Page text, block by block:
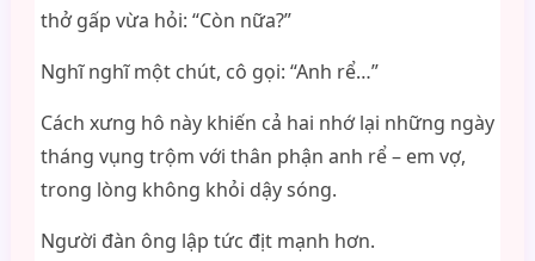
thở gấp vừa hỏi: “Còn nữa?”
Nghĩ nghĩ một chút, cô gọi: “Anh rể…”
Cách xưng hô này khiến cả hai nhớ lại những ngày
tháng vụng trộm với thân phận anh rể – em vợ,
trong lòng không khỏi dậy sóng.
Người đàn ông lập tức địt mạnh hơn.